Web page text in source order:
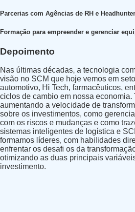
Parcerias com Agências de RH e
Formação para empreender e gerenciar
Depoimento
Nas últimas décadas, a tecnologia
visão no SCM que hoje vemos em
automotivo, Hi Tech, farmacêuticos,
ciclos de cambio em nossa economia.
aumentando a velocidade de
sobre os investimentos, como
com os riscos e mudanças e como
sistemas inteligentes de logística e
formamos líderes, com habilidades
enfrentar os desafi os da
otimizando as duas principais
investimento.